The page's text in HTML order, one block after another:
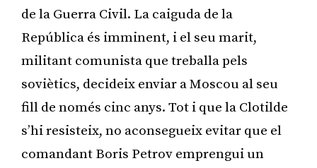
de la Guerra Civil. La caiguda de la
República és imminent, i el seu marit,
militant comunista que treballa pels
soviètics, decideix enviar a Moscou al seu
fill de només cinc anys. Tot i que la Clotilde
s’hi resisteix, no aconsegueix evitar que el
comandant Boris Petrov emprengui un